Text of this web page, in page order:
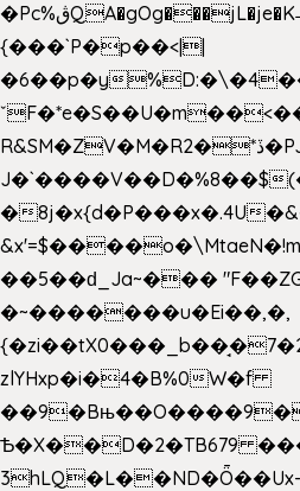
�Pc%ڨQA�gOg���jL�je�K˗��O��w��m��)��_��Rߊu>
{���`P�p��<||
�6��p�y
R&SM�ZV�M�R2�*ڏ�PJ�l��\�Qufe����<�l���
J�`����V��D�%8��$
�8j�x{d�P���x�.4U
��5��ԁ_Ja~���
�~�������u�Ei��,�,
zlYHxp�i�4�B%0W�f
Ѣ�X��D�2�TB679